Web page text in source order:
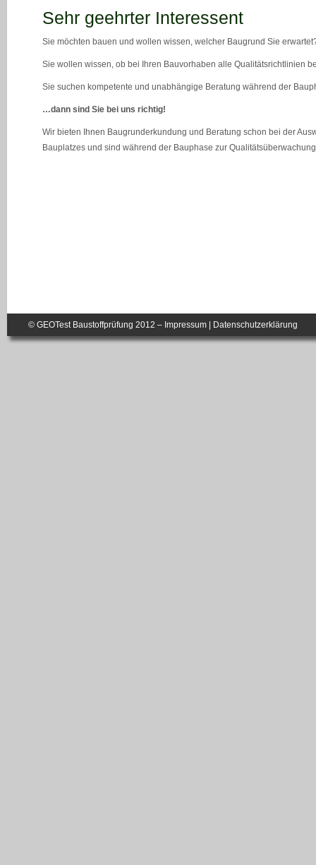
Sehr geehrter Interessent
Sie möchten bauen und wollen wissen, welcher Baugrund Sie
Sie wollen wissen, ob bei Ihren Bauvorhaben alle Qualitätsrichtlinien
Sie suchen kompetente und unabhängige Beratung während der
…dann sind Sie bei uns richtig!
Wir bieten Ihnen Baugrunderkundung und Beratung schon bei der
Bauplatzes und sind während der Bauphase zur
© GEOTest Baustoffprüfung 2012 – Impressum Datenschutzerklärung